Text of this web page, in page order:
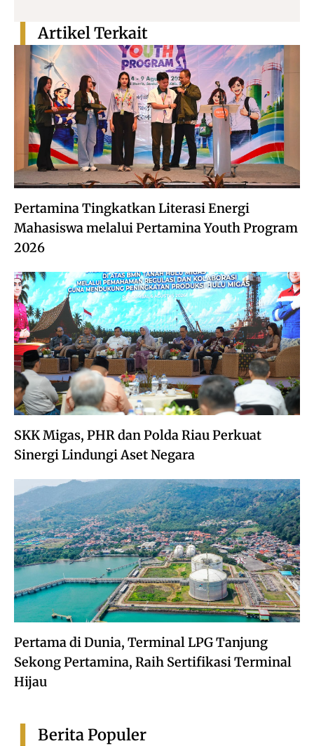
Pertamina Tingkatkan Literasi Energi
Mahasiswa melalui Pertamina Youth Program
2026
SKK Migas, PHR dan Polda Riau Perkuat
Sinergi Lindungi Aset Negara
Pertama di Dunia, Terminal LPG Tanjung
Sekong Pertamina, Raih Sertifikasi Terminal
Hijau
Artikel Terkait
Berita Populer